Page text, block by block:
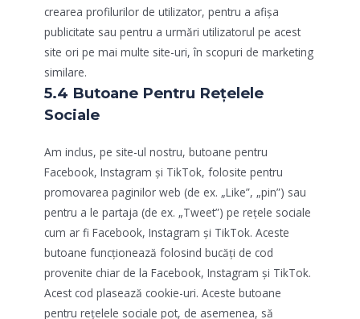
crearea profilurilor de utilizator, pentru a afișa
publicitate sau pentru a urmări utilizatorul pe acest
site ori pe mai multe site-uri, în scopuri de marketing
similare.
5.4 Butoane Pentru Rețelele
Sociale
Am inclus, pe site-ul nostru, butoane pentru
Facebook, Instagram și TikTok, folosite pentru
promovarea paginilor web (de ex. „Like”, „pin”) sau
pentru a le partaja (de ex. „Tweet”) pe rețele sociale
cum ar fi Facebook, Instagram și TikTok. Aceste
butoane funcționează folosind bucăți de cod
provenite chiar de la Facebook, Instagram și TikTok.
Acest cod plasează cookie-uri. Aceste butoane
pentru rețelele sociale pot, de asemenea, să